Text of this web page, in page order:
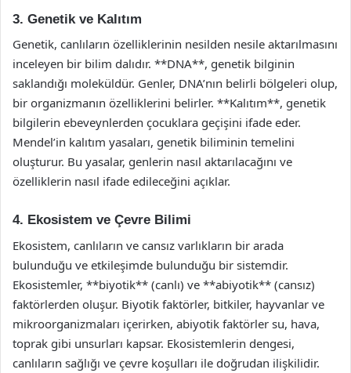
3. Genetik ve Kalıtım
Genetik, canlıların özelliklerinin nesilden nesile aktarılmasını
inceleyen bir bilim dalıdır. **DNA**, genetik bilginin
saklandığı moleküldür. Genler, DNA’nın belirli bölgeleri olup,
bir organizmanın özelliklerini belirler. **Kalıtım**, genetik
bilgilerin ebeveynlerden çocuklara geçişini ifade eder.
Mendel’in kalıtım yasaları, genetik biliminin temelini
oluşturur. Bu yasalar, genlerin nasıl aktarılacağını ve
özelliklerin nasıl ifade edileceğini açıklar.
4. Ekosistem ve Çevre Bilimi
Ekosistem, canlıların ve cansız varlıkların bir arada
bulunduğu ve etkileşimde bulunduğu bir sistemdir.
Ekosistemler, **biyotik** (canlı) ve **abiyotik** (cansız)
faktörlerden oluşur. Biyotik faktörler, bitkiler, hayvanlar ve
mikroorganizmaları içerirken, abiyotik faktörler su, hava,
toprak gibi unsurları kapsar. Ekosistemlerin dengesi,
canlıların sağlığı ve çevre koşulları ile doğrudan ilişkilidir.